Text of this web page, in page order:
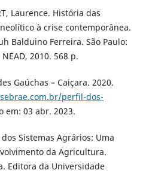
Laurence. História das
à crise contemporânea.
Balduino Ferreira. São Paulo:
2010. 568 p.
Gaúchas – Caiçara. 2020.
perfil-dos-
em: 03 abr. 2023.
Sistemas Agrários: Uma
da Agricultura.
Editora da Universidade